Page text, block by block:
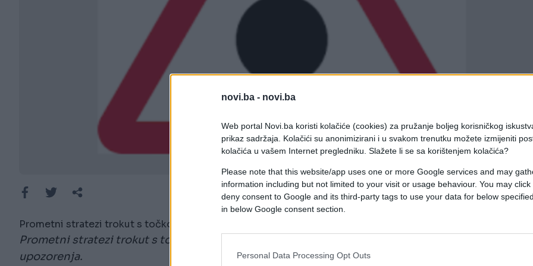
novi.ba - novi.ba
Web portal Novi.ba koristi kolačiće (cookies) za pružanje boljeg korisničkog
prikaz sadržaja. Kolačići su anonimizirani i u svakom trenutku možete izmijeniti
kolačića u vašem Internet pregledniku. Slažete li se sa korištenjem kolačića?
Please note that this website/app uses one or more Google services and may
information including but not limited to your visit or usage behaviour. You may
deny consent to Google and its third-party tags to use your data for below
in below Google consent section.
Personal Data Processing Opt Outs
Prometni stratezi trokut s točkom sada smatraju nepotrebnim uz sve ostale novije znakove upozorenja.
Prometni stratezi trokut s točkom sada smatraju nepotrebnim uz sve ostale novije znakove
upozorenja.